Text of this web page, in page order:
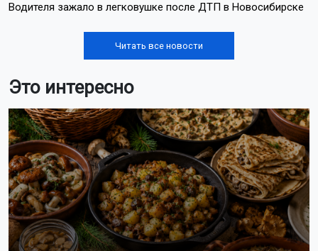
Водителя зажало в легковушке после ДТП в Новосибирске
Читать все новости
Это интересно